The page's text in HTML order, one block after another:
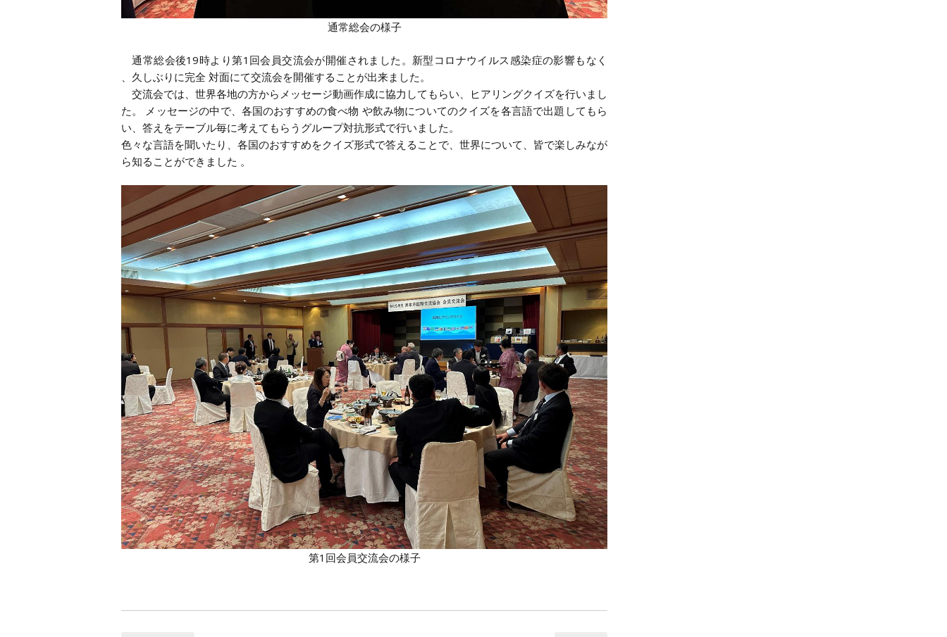
通常総会の様子
通常総会後19時より第1回会員交流会が開催されました。新型コロナウイルス感染症の影響もなく
、久しぶりに完全 対面にて交流会を開催することが出来ました。
交流会では、世界各地の方からメッセージ動画作成に協力してもらい、ヒアリングクイズを行いまし
た。 メッセージの中で、各国のおすすめの食べ物 や飲み物についてのクイズを各言語で出題してもら
い、答えをテーブル毎に考えてもらうグループ対抗形式で行いました。
色々な言語を聞いたり、各国のおすすめをクイズ形式で答えることで、世界について、皆で楽しみなが
ら知ることができました 。
第1回会員交流会の様子